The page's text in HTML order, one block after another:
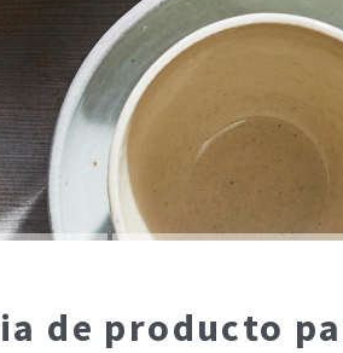
de producto